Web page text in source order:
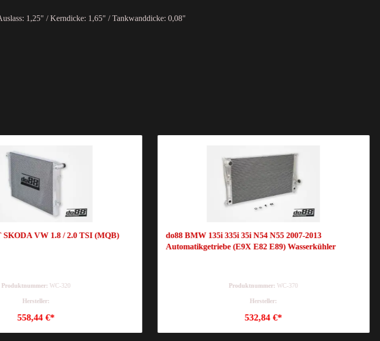
1,25" / Kerndicke: 1,65" / Tankwanddicke: 0,08"
SKODA VW 1.8 / 2.0 TSI (MQB)
Produktnummer: WC-320
Hersteller:
558,44 €*
do88 BMW 135i 335i 35i N54 N55 2007-2013
Automatikgetriebe (E9X E82 E89) Wasserkühler
Produktnummer:WC-370
Hersteller:
532,84 €*